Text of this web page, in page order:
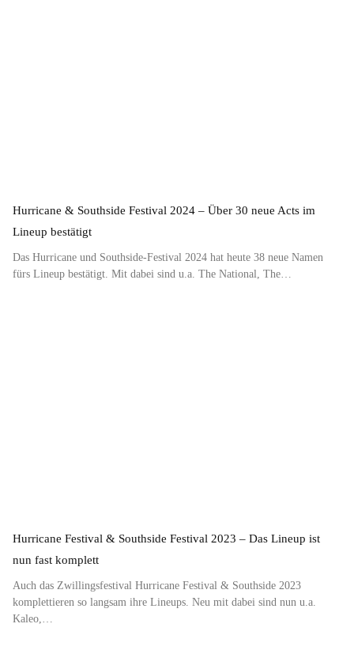
Hurricane & Southside Festival 2024 – Über 30 neue Acts im
Lineup bestätigt
Das Hurricane und Southside-Festival 2024 hat heute 38 neue Namen
fürs Lineup bestätigt. Mit dabei sind u.a. The National, The…
Hurricane Festival & Southside Festival 2023 – Das Lineup ist
nun fast komplett
Auch das Zwillingsfestival Hurricane Festival & Southside 2023
komplettieren so langsam ihre Lineups. Neu mit dabei sind nun u.a.
Kaleo,…